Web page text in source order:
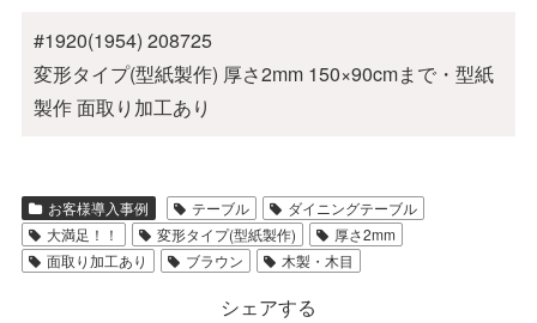
#1920(1954) 208725
変形タイプ(型紙製作) 厚さ2mm 150×90cmまで・型紙
製作 面取り加工あり
お客様導入事例 テーブル
ダイニングテーブル
大満足！！
変形タイプ(型紙製作)
厚さ2mm
面取り加工あり
ブラウン 木製・木目
シェアする